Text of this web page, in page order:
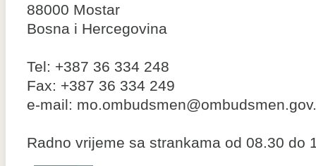
88000 Mostar
Bosna i Hercegovina
Tel: +387 36 334 248
Fax: +387 36 334 249
e-mail:
Radno vrijeme sa strankama od 08.30 do